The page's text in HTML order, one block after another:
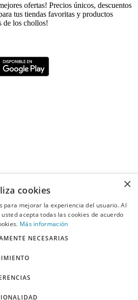
ofertas! Precios únicos, descuentos
tus tiendas favoritas y productos
de los chollos!
×
cookies
para mejorar la experiencia del usuario. Al
acepta todas las cookies de acuerdo
Más información
NECESARIAS